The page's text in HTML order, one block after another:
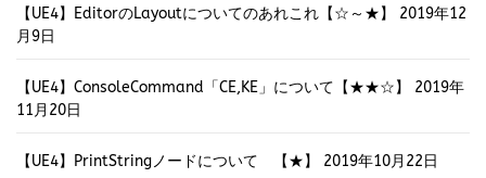
【UE4】EditorのLayoutについてのあれこれ【☆～★】
2019年12
月9日
【UE4】ConsoleCommand「CE,KE」について【★★☆】
2019年
11月20日
【UE4】PrintStringノードについて 【★】 2019年10月22日